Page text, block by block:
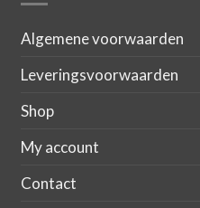
Algemene voorwaarden
Leveringsvoorwaarden
Shop
My account
Contact